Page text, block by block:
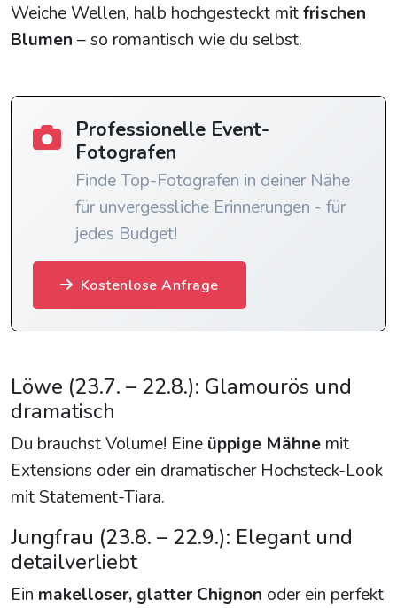
Weiche Wellen, halb hochgesteckt mitfrischen
Blumen – so romantisch wie du selbst.
Professionelle Event-
Fotografen
Finde Top-Fotografen in deiner Nähe
für unvergessliche Erinnerungen - für
jedes Budget!
Kostenlose Anfrage
Löwe (23.7. – 22.8.): Glamourös und
dramatisch
Du brauchst Volume! Eine üppige Mähne mit
Extensions oder ein dramatischer Hochsteck-Look
mit Statement-Tiara.
Jungfrau (23.8. – 22.9.): Elegant und
detailverliebt
Ein makelloser, glatter Chignon oder ein perfekt